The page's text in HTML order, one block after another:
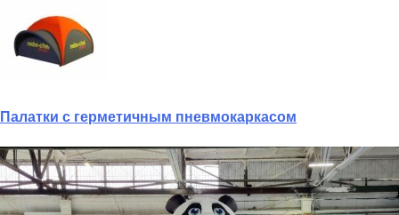
Палатки с герметичным пневмокаркасом